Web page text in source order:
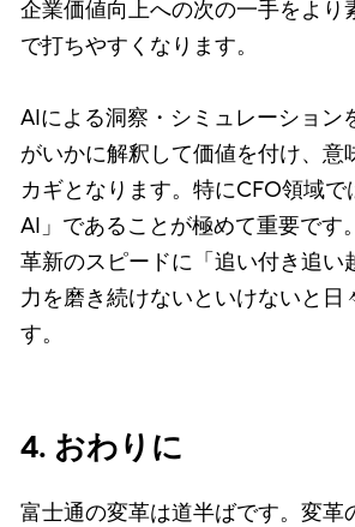
企業価値向上への次の一手をより
で打ちやすくなります。
AIによる洞察・シミュレーション
がいかに解釈して価値を付け、意
カギとなります。特にCFO領域で
AI」であることが極めて重要です
革新のスピードに「追い付き追い
力を磨き続けないといけないと日
す。
4. おわりに
富士通の変革は道半ばです。変革